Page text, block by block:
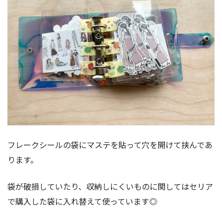
フレークシールの袋にマステを貼って穴を開けて挟んであ
ります。
袋が破損していたり、収納しにくいものに関してはセリア
で購入した袋に入れ替えて使っています◎